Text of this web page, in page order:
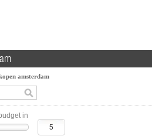
amsterdam
in